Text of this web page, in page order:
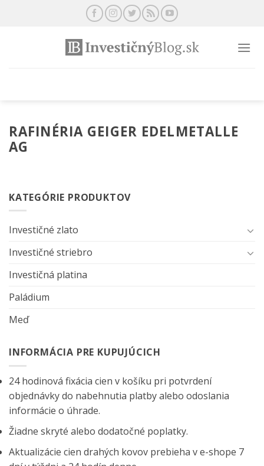
RAFINÉRIA GEIGER EDELMETALLE
AG
KATEGÓRIE PRODUKTOV
Investičné zlato
Investičné striebro
Investičná platina
Paládium
Meď
INFORMÁCIA PRE KUPUJÚCICH
24 hodinová fixácia cien v košíku pri potvrdení
objednávky do nabehnutia platby alebo odoslania
informácie o úhrade.
Žiadne skryté alebo dodatočné poplatky.
Aktualizácie cien drahých kovov prebieha v e-shope 7